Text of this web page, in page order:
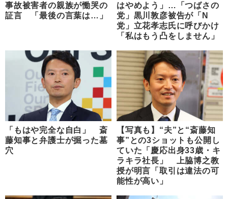
事故被害者の親族が慟哭の
証言 「最後の言葉は…」
はやめよう」…「つばさの
党」黒川敦彦被告が「N
党」立花孝志氏に呼びかけ
「私はもう凸をしません」
「もはや完全な自白」 斎
藤知事と弁護士が掘った墓
穴
【写真も】“夫”と“斎藤知
事”との3ショットも公開し
ていた「慶応出身33歳・キ
ラキラ社長」 上脇博之教
授が明言「取引は違法の可
能性が高い」